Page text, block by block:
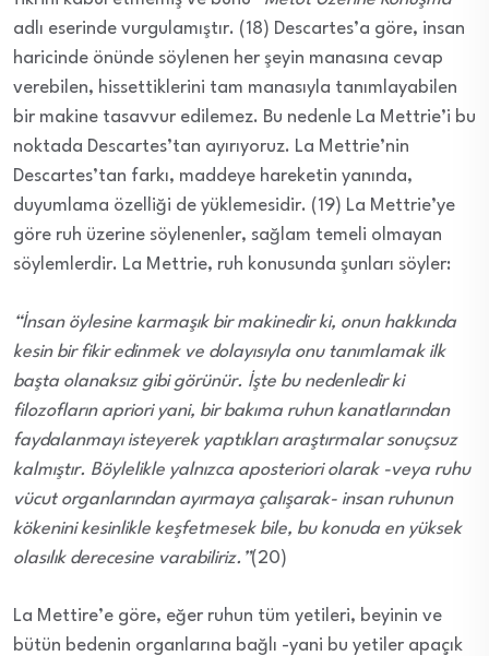
adlı eserinde vurgulamıştır. (18) Descartes’a göre, insan
haricinde önünde söylenen her şeyin manasına cevap
verebilen, hissettiklerini tam manasıyla tanımlayabilen
bir makine tasavvur edilemez. Bu nedenle La Mettrie’i bu
noktada Descartes’tan ayırıyoruz. La Mettrie’nin
Descartes’tan farkı, maddeye hareketin yanında,
duyumlama özelliği de yüklemesidir. (19) La Mettrie’ye
göre ruh üzerine söylenenler, sağlam temeli olmayan
söylemlerdir. La Mettrie, ruh konusunda şunları söyler:
“İnsan öylesine karmaşık bir makinedir ki, onun hakkında
kesin bir fikir edinmek ve dolayısıyla onu tanımlamak ilk
başta olanaksız gibi görünür. İşte bu nedenledir ki
filozofların apriori yani, bir bakıma ruhun kanatlarından
faydalanmayı isteyerek yaptıkları araştırmalar sonuçsuz
kalmıştır. Böylelikle yalnızca aposteriori olarak -veya ruhu
vücut organlarından ayırmaya çalışarak- insan ruhunun
kökenini kesinlikle keşfetmesek bile, bu konuda en yüksek
olasılık derecesine varabiliriz.”(20)
La Mettire’e göre, eğer ruhun tüm yetileri, beyinin ve
bütün bedenin organlarına bağlı -yani bu yetiler apaçık